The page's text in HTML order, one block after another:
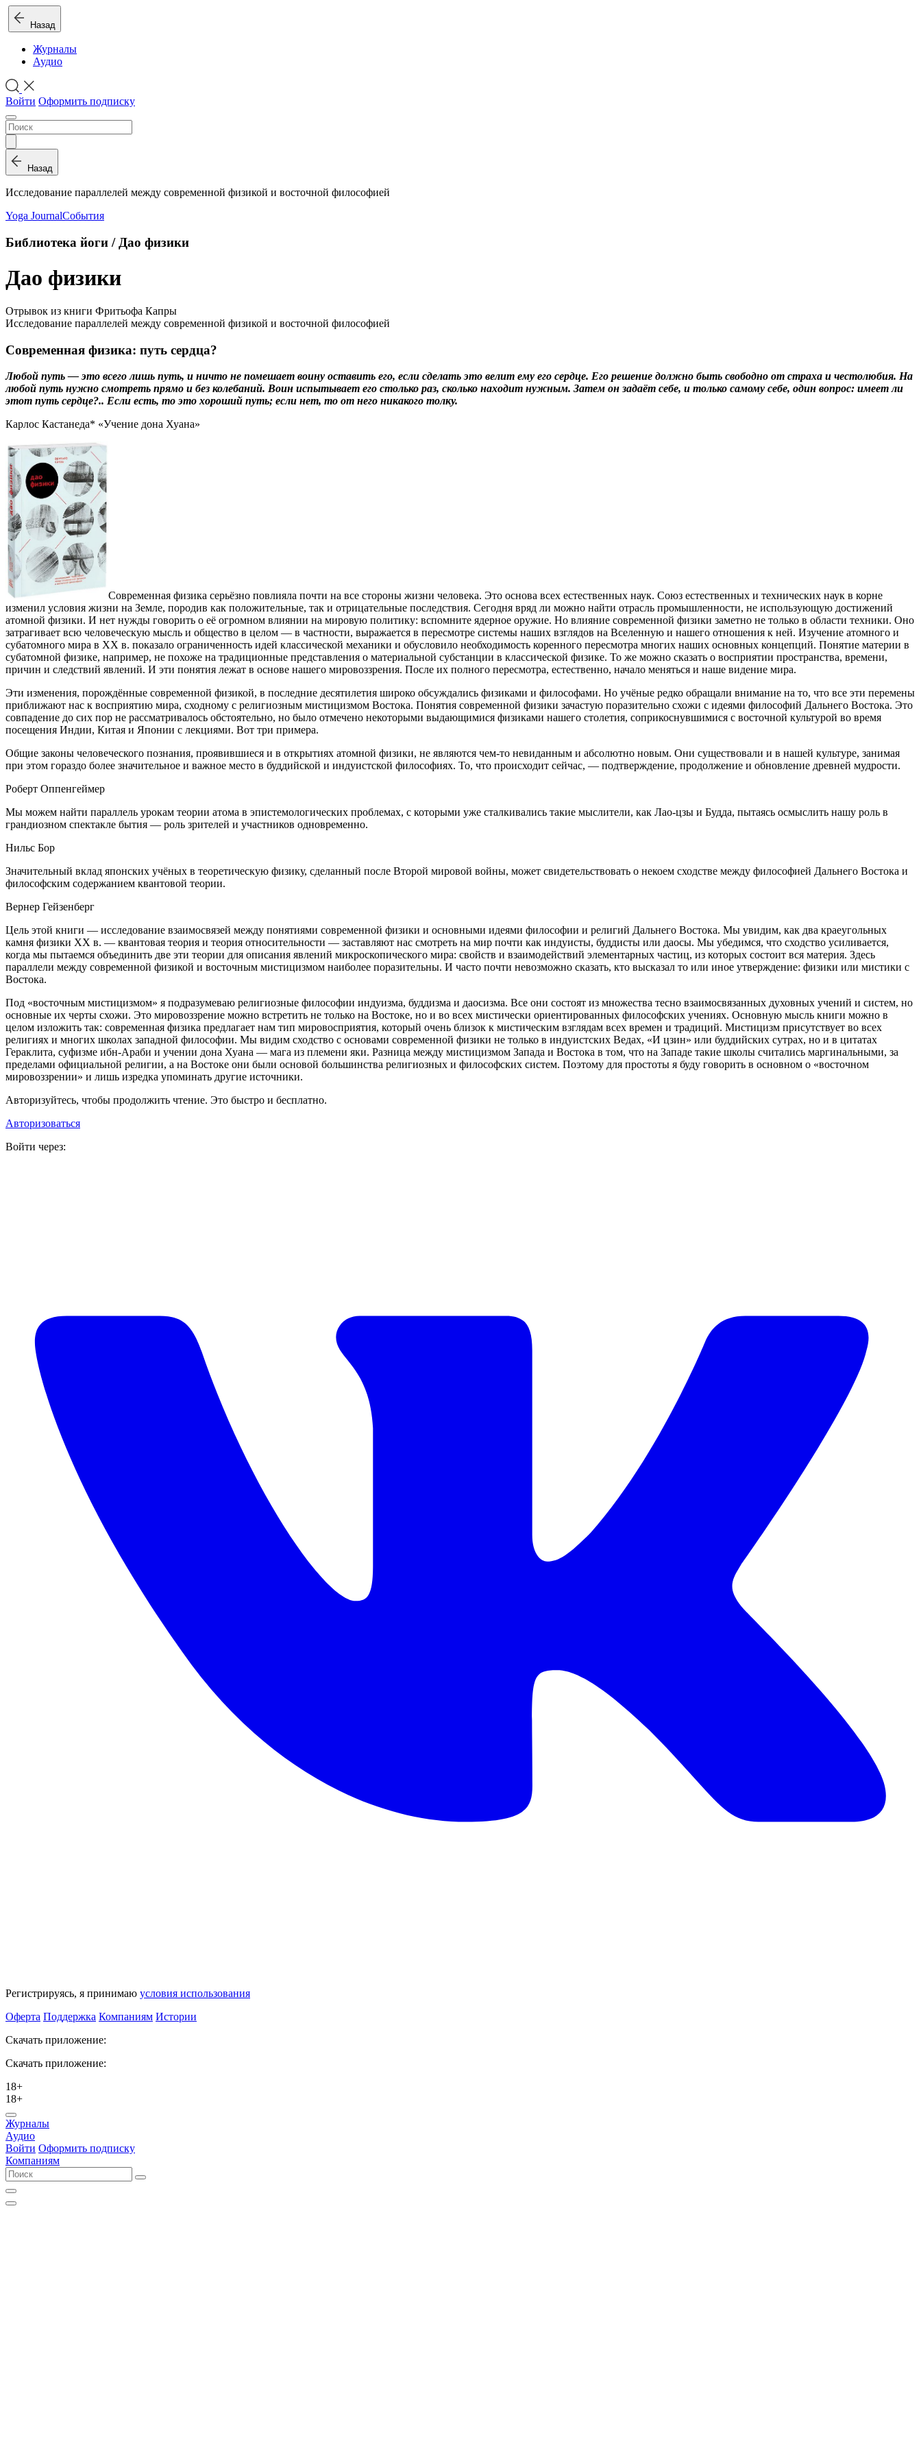
Назад
Журналы
Аудио
Войти Оформить подписку
Назад
Исследование параллелей между современной физикой и восточной философией
Yoga JournalСобытия
Библиотека йоги / Дао физики
Дао физики
Отрывок из книги Фритьофа Капры
Исследование параллелей между современной физикой и восточной философией
Современная физика: путь сердца?
Любой путь — это всего лишь путь, и ничто не помешает воину оставить его, если сделать это велит ему его сердце. Его решение должно быть свободно от страха и честолюбия. На
любой путь нужно смотреть прямо и без колебаний. Воин испытывает его столько раз, сколько находит нужным. Затем он задаёт себе, и только самому себе, один вопрос: имеет ли
этот путь сердце?.. Если есть, то это хороший путь; если нет, то от него никакого толку.
Карлос Кастанеда* «Учение дона Хуана»
Современная физика серьёзно повлияла почти на все стороны жизни человека. Это основа всех естественных наук. Союз естественных и технических наук в корне
изменил условия жизни на Земле, породив как положительные, так и отрицательные последствия. Сегодня вряд ли можно найти отрасль промышленности, не использующую достижений
атомной физики. И нет нужды говорить о её огромном влиянии на мировую политику: вспомните ядерное оружие. Но влияние современной физики заметно не только в области техники. Оно
затрагивает всю человеческую мысль и общество в целом — в частности, выражается в пересмотре системы наших взглядов на Вселенную и нашего отношения к ней. Изучение атомного и
субатомного мира в XX в. показало ограниченность идей классической механики и обусловило необходимость коренного пересмотра многих наших основных концепций. Понятие материи в
субатомной физике, например, не похоже на традиционные представления о материальной субстанции в классической физике. То же можно сказать о восприятии пространства, времени,
причин и следствий явлений. И эти понятия лежат в основе нашего мировоззрения. После их полного пересмотра, естественно, начало меняться и наше видение мира.
Эти изменения, порождённые современной физикой, в последние десятилетия широко обсуждались физиками и философами. Но учёные редко обращали внимание на то, что все эти перемены
приближают нас к восприятию мира, сходному с религиозным мистицизмом Востока. Понятия современной физики зачастую поразительно схожи с идеями философий Дальнего Востока. Это
совпадение до сих пор не рассматривалось обстоятельно, но было отмечено некоторыми выдающимися физиками нашего столетия, соприкоснувшимися с восточной культурой во время
посещения Индии, Китая и Японии с лекциями. Вот три примера.
Общие законы человеческого познания, проявившиеся и в открытиях атомной физики, не являются чем-то невиданным и абсолютно новым. Они существовали и в нашей культуре, занимая
при этом гораздо более значительное и важное место в буддийской и индуистской философиях. То, что происходит сейчас, — подтверждение, продолжение и обновление древней мудрости.
Роберт Оппенгеймер
Мы можем найти параллель урокам теории атома в эпистемологических проблемах, с которыми уже сталкивались такие мыслители, как Лао-цзы и Будда, пытаясь осмыслить нашу роль в
грандиозном спектакле бытия — роль зрителей и участников одновременно.
Нильс Бор
Значительный вклад японских учёных в теоретическую физику, сделанный после Второй мировой войны, может свидетельствовать о некоем сходстве между философией Дальнего Востока и
философским содержанием квантовой теории.
Вернер Гейзенберг
Цель этой книги — исследование взаимосвязей между понятиями современной физики и основными идеями философии и религий Дальнего Востока. Мы увидим, как два краеугольных
камня физики XX в. — квантовая теория и теория относительности — заставляют нас смотреть на мир почти как индуисты, буддисты или даосы. Мы убедимся, что сходство усиливается,
когда мы пытаемся объединить две эти теории для описания явлений микроскопического мира: свойств и взаимодействий элементарных частиц, из которых состоит вся материя. Здесь
параллели между современной физикой и восточным мистицизмом наиболее поразительны. И часто почти невозможно сказать, кто высказал то или иное утверждение: физики или мистики с
Востока.
Под «восточным мистицизмом» я подразумеваю религиозные философии индуизма, буддизма и даосизма. Все они состоят из множества тесно взаимосвязанных духовных учений и систем, но
основные их черты схожи. Это мировоззрение можно встретить не только на Востоке, но и во всех мистически ориентированных философских учениях. Основную мысль книги можно в
целом изложить так: современная физика предлагает нам тип мировосприятия, который очень близок к мистическим взглядам всех времен и традиций. Мистицизм присутствует во всех
религиях и многих школах западной философии. Мы видим сходство с основами современной физики не только в индуистских Ведах, «И цзин» или буддийских сутрах, но и в цитатах
Гераклита, суфизме ибн-Араби и учении дона Хуана — мага из племени яки. Разница между мистицизмом Запада и Востока в том, что на Западе такие школы считались маргинальными, за
пределами официальной религии, а на Востоке они были основой большинства религиозных и философских систем. Поэтому для простоты я буду говорить в основном о «восточном
мировоззрении» и лишь изредка упоминать другие источники.
Авторизуйтесь, чтобы продолжить чтение. Это быстро и бесплатно.
Авторизоваться
Войти через:
Регистрируясь, я принимаю условия использования
Оферта Поддержка Компаниям Истории
Скачать приложение:
Скачать приложение:
18+
18+
Журналы
Аудио
Войти Оформить подписку
Компаниям